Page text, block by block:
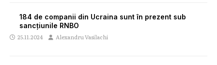
184 de companii din Ucraina sunt în prezent sub
sancțiunile RNBO
25.11.2024 Alexandru Vasilachi